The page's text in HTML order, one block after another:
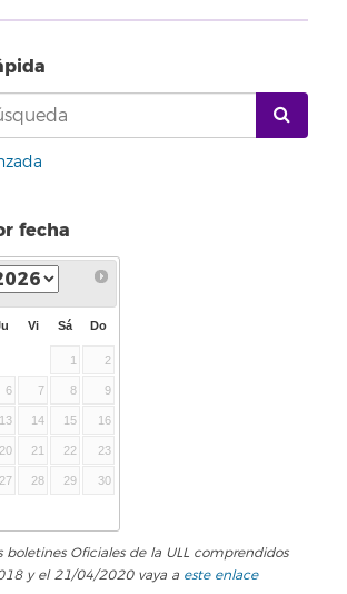
fecha
Vi Sá Do
1 2
6 7 8 9
13 14 15 16
20 21 22 23
27 28 29 30
boletines Oficiales de la ULL comprendidos
y el 21/04/2020 vaya a este enlace